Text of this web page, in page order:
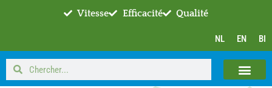
Vitesse Efficacité Qualité
NL EN BI